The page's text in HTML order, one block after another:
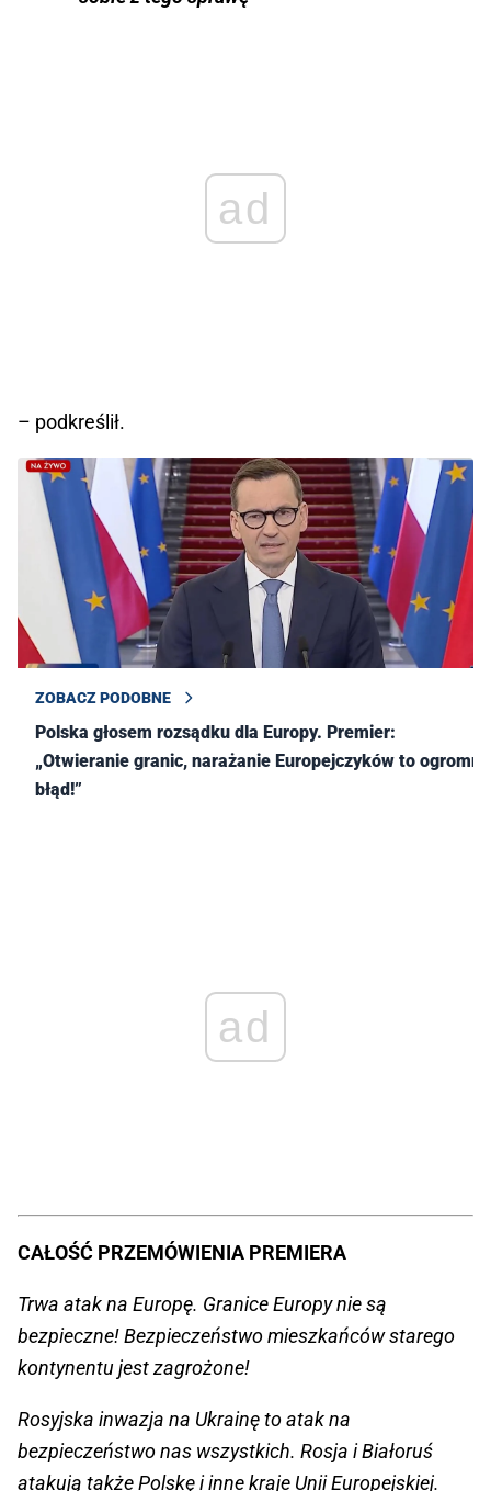
ad
– podkreślił.
ZOBACZ PODOBNE
Polska głosem rozsądku dla Europy. Premier:
„Otwieranie granic, narażanie Europejczyków to ogromny
błąd!”
ad
CAŁOŚĆ PRZEMÓWIENIA PREMIERA
Trwa atak na Europę. Granice Europy nie są
bezpieczne! Bezpieczeństwo mieszkańców starego
kontynentu jest zagrożone!
Rosyjska inwazja na Ukrainę to atak na
bezpieczeństwo nas wszystkich. Rosja i Białoruś
atakują także Polskę i inne kraje Unii Europejskiej.